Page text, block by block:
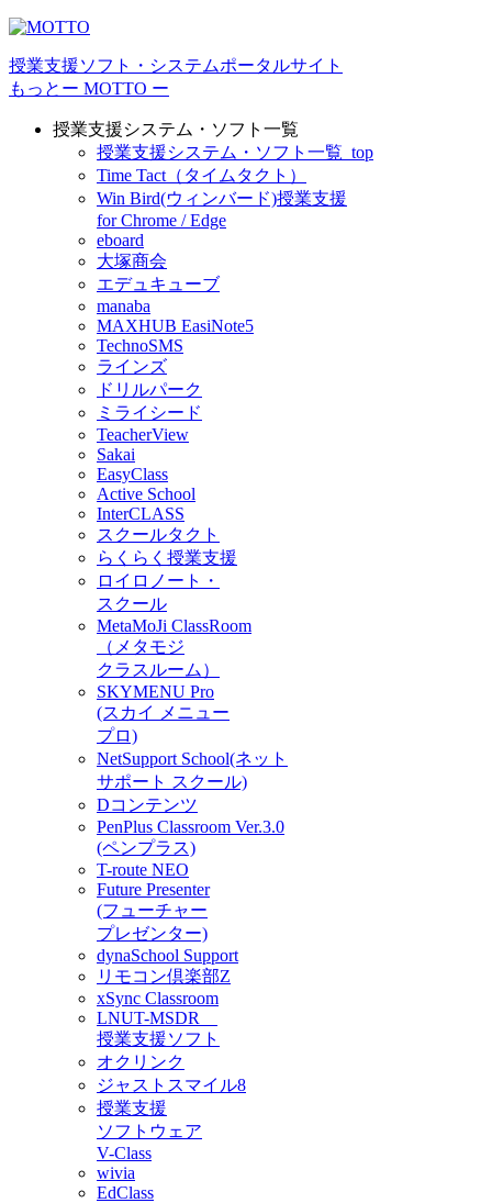
授業⽀援ソフト・システムポータルサイト
もっとー MOTTO ー
授業支援システム・ソフト一覧
授業支援システム・ソフト一覧_top
Time Tact（タイムタクト）
Win Bird(ウィンバード)授業支援
for Chrome / Edge
eboard
大塚商会
エデュキューブ
manaba
MAXHUB EasiNote5
TechnoSMS
ラインズ
ドリルパーク
ミライシード
TeacherView
Sakai
EasyClass
Active School
InterCLASS
スクールタクト
らくらく授業支援
ロイロノート・
スクール
MetaMoJi ClassRoom
（メタモジ
クラスルーム）
SKYMENU Pro
(スカイ メニュー
プロ)
NetSupport School(ネット
サポート スクール)
Dコンテンツ
PenPlus Classroom Ver.3.0
(ペンプラス)
T-route NEO
Future Presenter
(フューチャー
プレゼンター)
dynaSchool Support
リモコン倶楽部Z
xSync Classroom
LNUT-MSDR
授業支援ソフト
オクリンク
ジャストスマイル8
授業支援
ソフトウェア
V-Class
wivia
EdClass